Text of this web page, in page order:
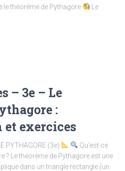
le théorème de Pythagore
Le
– 3e – Le
:
exercices
PYTHAGORE (3e)
Qu’est-ce
? Le théorème de Pythagore est une
dans un triangle rectangle (un